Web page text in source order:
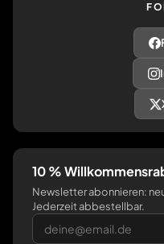
10 %
Newsletter abonnieren:
Jederzeit abbestellbar.